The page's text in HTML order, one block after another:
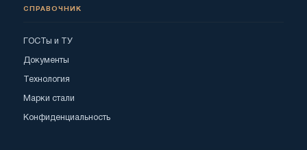
СПРАВОЧНИК
ГОСТы и ТУ
Документы
Технология
Марки стали
Конфиденциальность